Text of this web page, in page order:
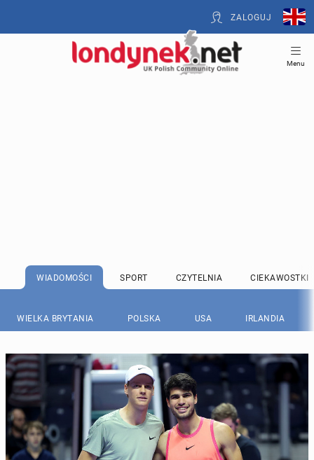
ZALOGUJ
Menu
WIADOMOŚCI SPORT CZYTELNIA CIEKAWOSTKI
WIELKA BRYTANIA POLSKA USA IRLANDIA